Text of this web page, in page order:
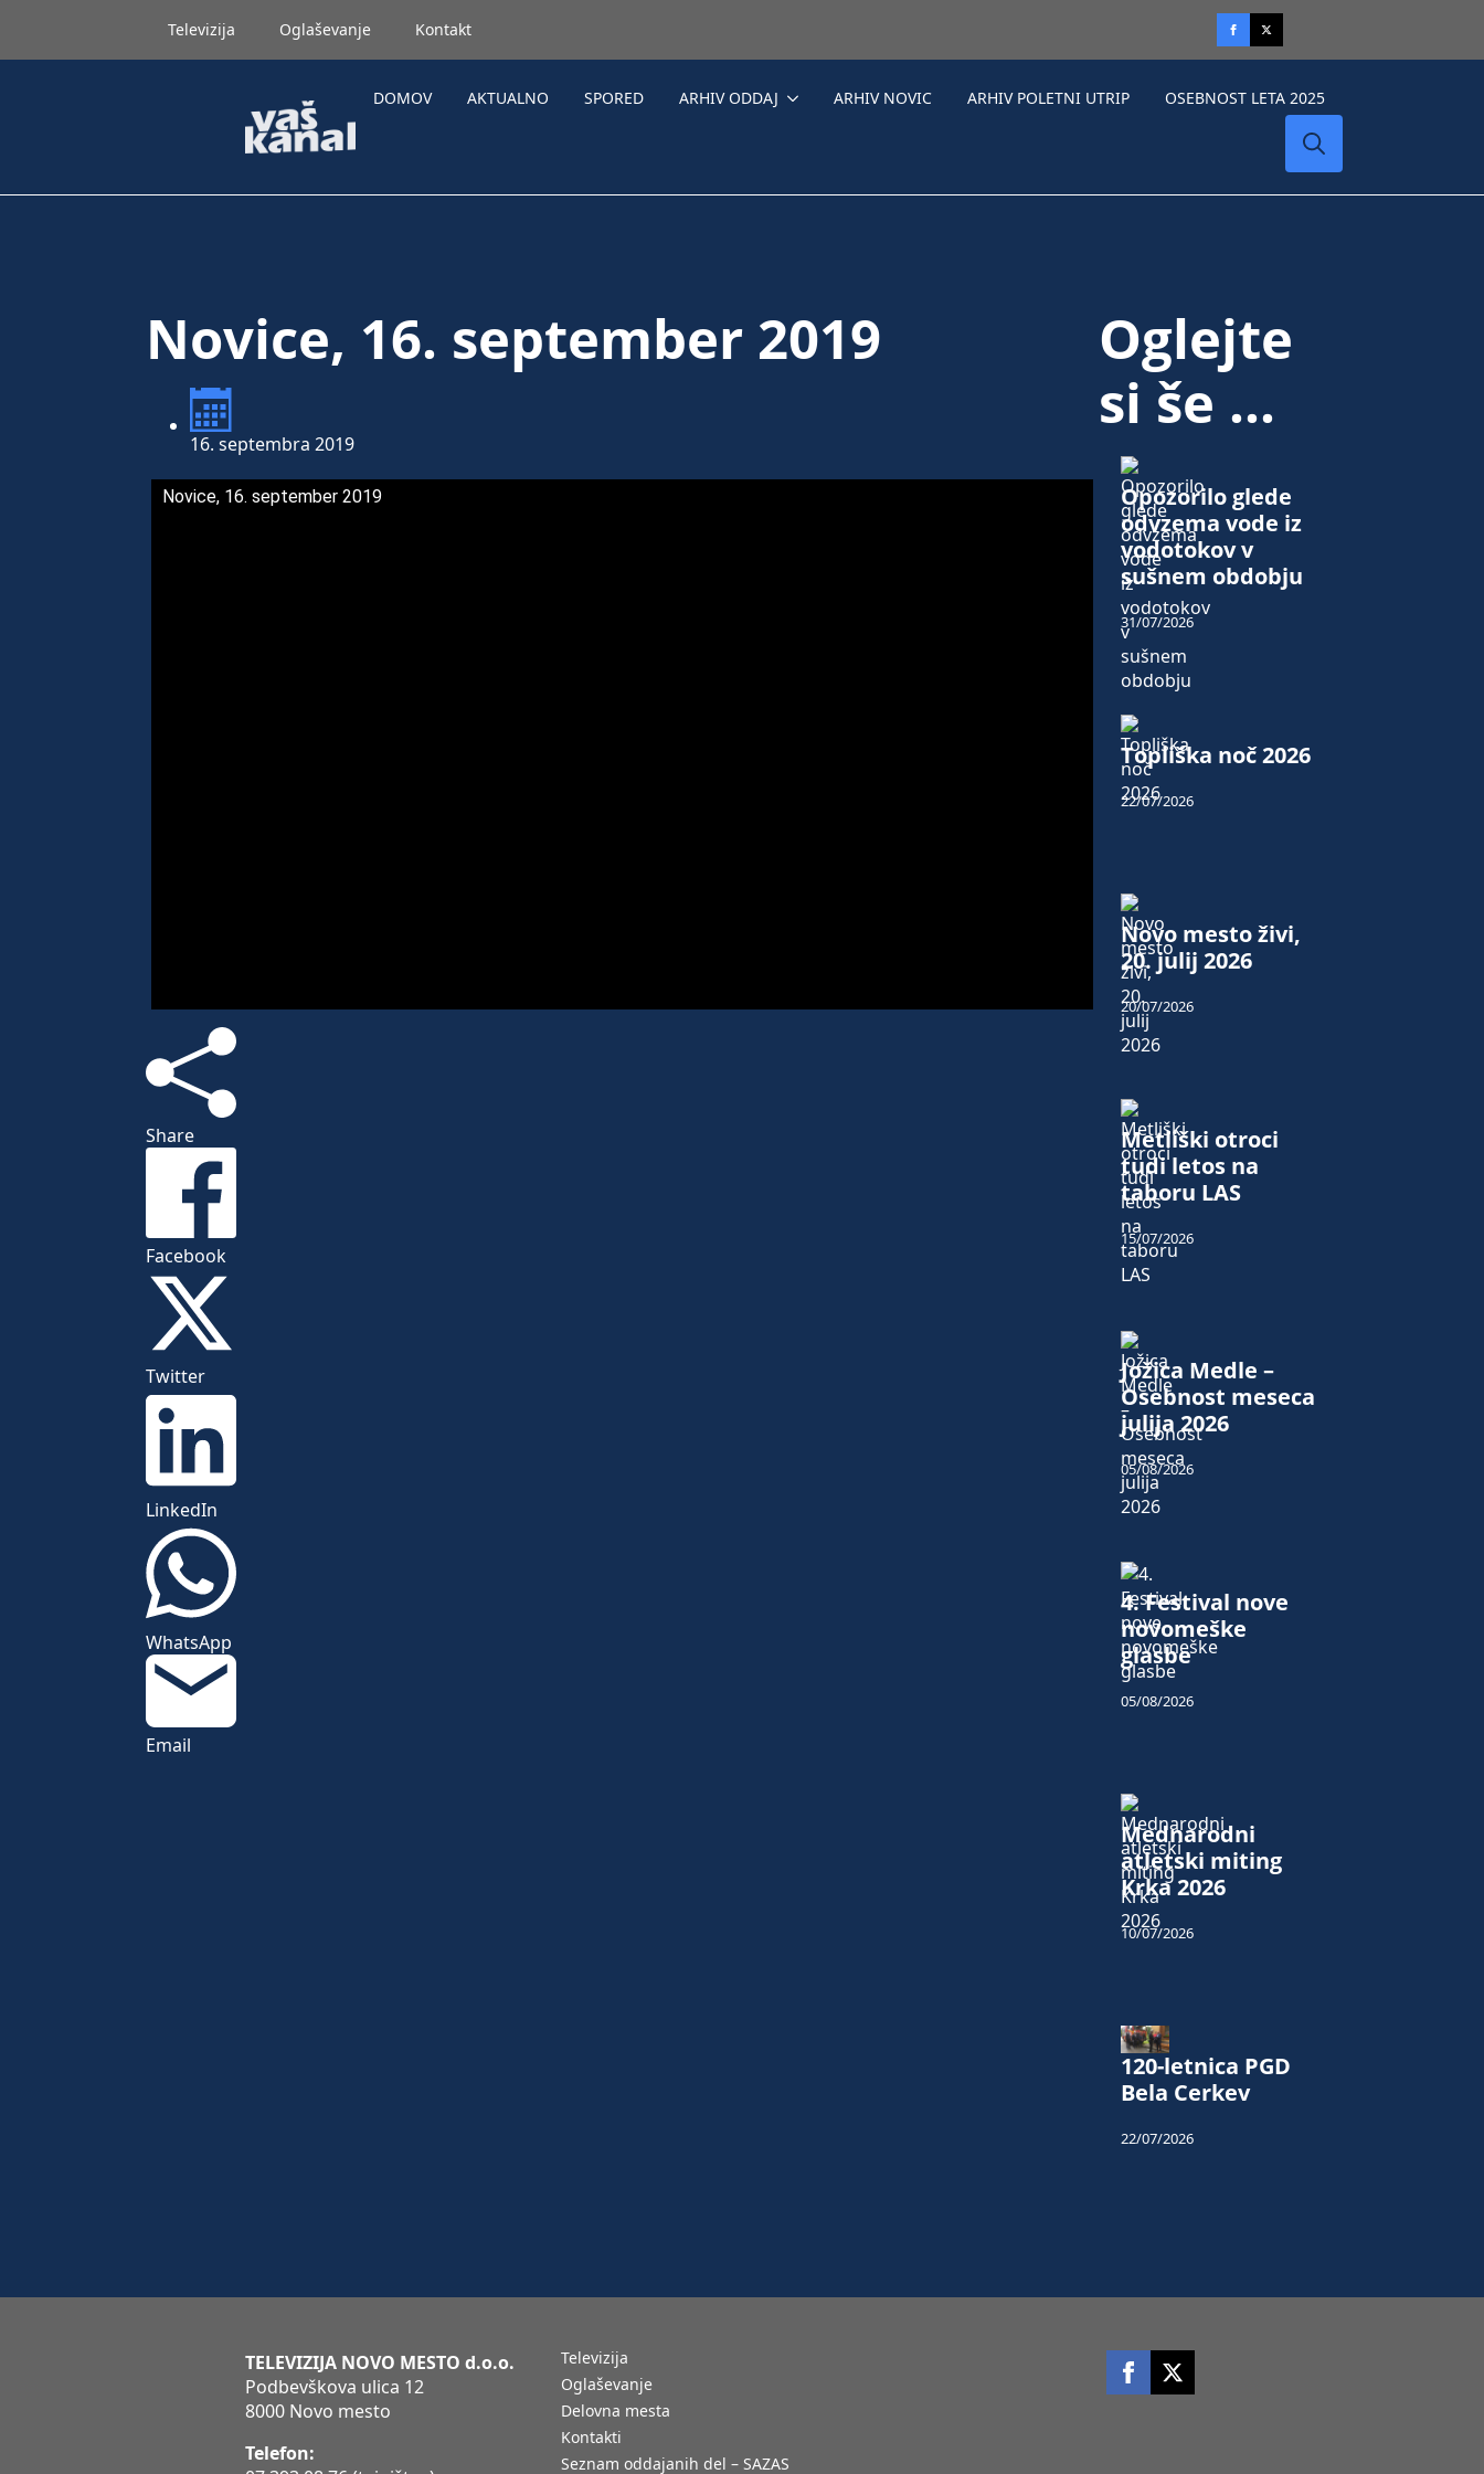
Televizija Oglaševanje Kontakt
DOMOV AKTUALNO SPORED ARHIV ODDAJ ARHIV NOVIC ARHIV POLETNI UTRIP OSEBNOST LETA 2025
Novice, 16. september 2019
16. septembra 2019
Novice, 16. september 2019
Share
Facebook
Twitter
LinkedIn
WhatsApp
Email
Oglejte
si še ...
Opozorilo glede
odvzema vode iz
vodotokov v
sušnem obdobju
31/07/2026
Topliška noč 2026
22/07/2026
Novo mesto živi,
20. julij 2026
20/07/2026
Metliški otroci
tudi letos na
taboru LAS
15/07/2026
Jožica Medle –
Osebnost meseca
julija 2026
05/08/2026
4. Festival nove
novomeške
glasbe
05/08/2026
Mednarodni
atletski miting
Krka 2026
10/07/2026
120-letnica PGD
Bela Cerkev
22/07/2026
TELEVIZIJA NOVO MESTO d.o.o.
Podbevškova ulica 12
8000 Novo mesto
Telefon:
Televizija
Oglaševanje
Delovna mesta
Kontakti
Seznam oddajanih del – SAZAS